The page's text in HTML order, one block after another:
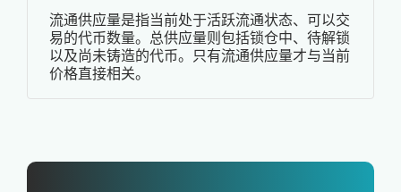
流通供应量是指当前处于活跃流通状态、可以交
易的代币数量。总供应量则包括锁仓中、待解锁
以及尚未铸造的代币。只有流通供应量才与当前
价格直接相关。